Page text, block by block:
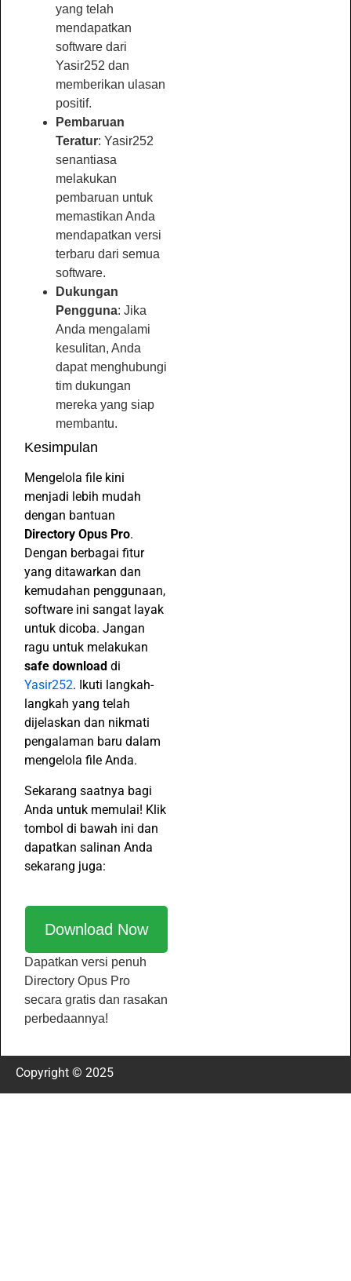
yang telah
mendapatkan
software dari
Yasir252 dan
memberikan ulasan
positif.
Pembaruan
Teratur: Yasir252
senantiasa
melakukan
pembaruan untuk
memastikan Anda
mendapatkan versi
terbaru dari semua
software.
Dukungan
Pengguna: Jika
Anda mengalami
kesulitan, Anda
dapat menghubungi
tim dukungan
mereka yang siap
membantu.
Kesimpulan
Mengelola file kini
menjadi lebih mudah
dengan bantuan
Directory Opus Pro.
Dengan berbagai fitur
yang ditawarkan dan
kemudahan penggunaan,
software ini sangat layak
untuk dicoba. Jangan
ragu untuk melakukan
safe download di
Yasir252. Ikuti langkah-
langkah yang telah
dijelaskan dan nikmati
pengalaman baru dalam
mengelola file Anda.
Sekarang saatnya bagi
Anda untuk memulai! Klik
tombol di bawah ini dan
dapatkan salinan Anda
sekarang juga:
Download Now
Dapatkan versi penuh
Directory Opus Pro
secara gratis dan rasakan
perbedaannya!
Copyright © 2025